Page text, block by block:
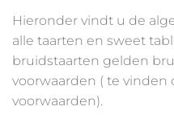
Hieronder vindt u de
alle taarten en sweet
bruidstaarten gelden
voorwaarden ( te vinden
voorwaarden).